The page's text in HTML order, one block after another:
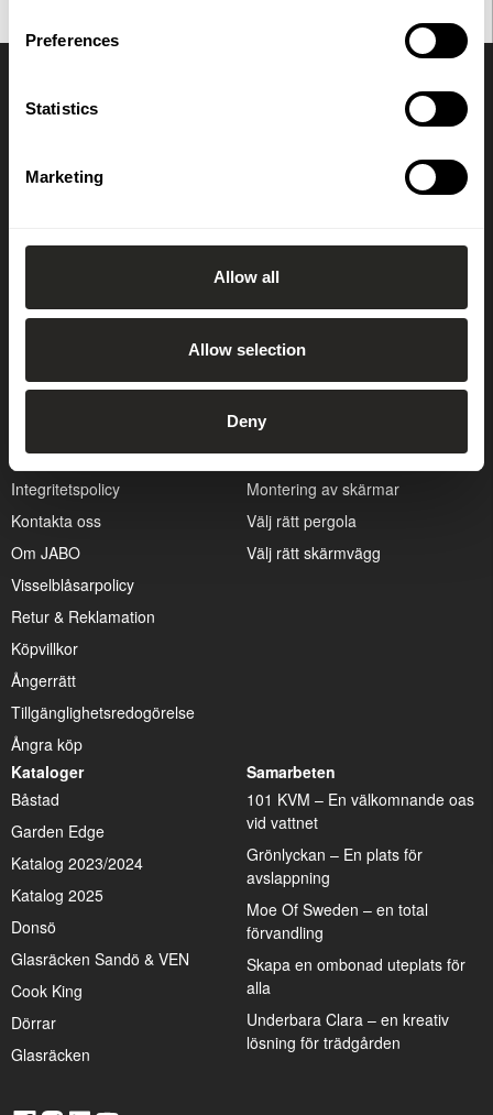
Preferences
Statistics
Marketing
Allow all
Allow selection
Deny
Prenumerera på vårt nyhetsbrev
OK
Cookiepolicy
Hållbarhetspolicy
Integritetspolicy
Kontakta oss
Om JABO
Visselblåsarpolicy
Retur & Reklamation
Köpvillkor
Ångerrätt
Tillgänglighetsredogörelse
Ångra köp
Att bygga altan
Att välja rätt dörr
Kapa en skärm på bästa sätt
Montering av skärmar
Välj rätt pergola
Välj rätt skärmvägg
Kataloger
Båstad
Garden Edge
Katalog 2023/2024
Katalog 2025
Donsö
Glasräcken Sandö & VEN
Cook King
Dörrar
Glasräcken
Samarbeten
101 KVM – En välkomnande oas
vid vattnet
Grönlyckan – En plats för
avslappning
Moe Of Sweden – en total
förvandling
Skapa en ombonad uteplats för
alla
Underbara Clara – en kreativ
lösning för trädgården